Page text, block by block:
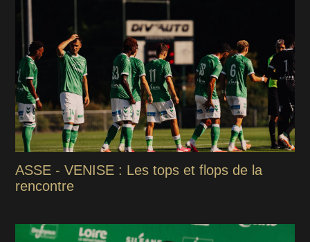
ASSE - VENISE : Les tops et flops de la
rencontre